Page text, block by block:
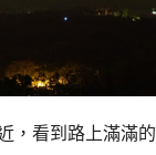
，看到路上滿滿的